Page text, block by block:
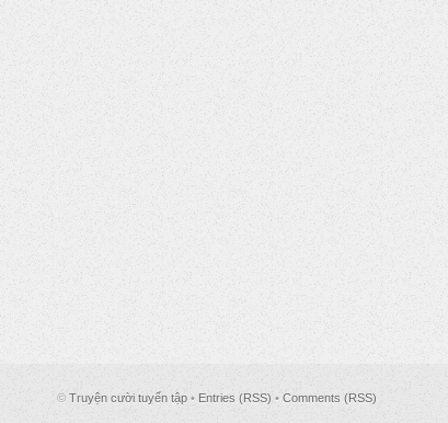
© Truyện cười tuyển tập • Entries (RSS) • Comments (RSS)